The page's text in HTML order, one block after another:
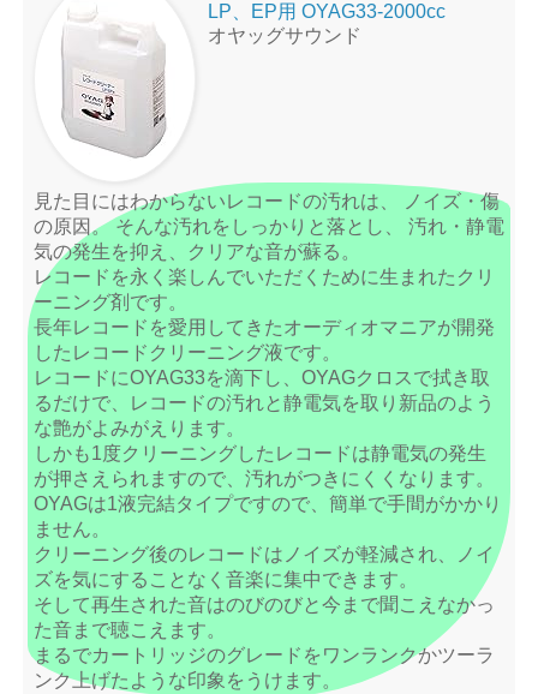
LP、EP用 OYAG33-2000cc
オヤッグサウンド
見た目にはわからないレコードの汚れは、 ノイズ・傷
の原因。 そんな汚れをしっかりと落とし、 汚れ・静電
気の発生を抑え、クリアな音が蘇る。
レコードを永く楽しんでいただくために生まれたクリ
ーニング剤です。
長年レコードを愛用してきたオーディオマニアが開発
したレコードクリーニング液です。
レコードにOYAG33を滴下し、OYAGクロスで拭き取
るだけで、レコードの汚れと静電気を取り新品のよう
な艶がよみがえります。
しかも1度クリーニングしたレコードは静電気の発生
が押さえられますので、汚れがつきにくくなります。
OYAGは1液完結タイプですので、簡単で手間がかかり
ません。
クリーニング後のレコードはノイズが軽減され、ノイ
ズを気にすることなく音楽に集中できます。
そして再生された音はのびのびと今まで聞こえなかっ
た音まで聴こえます。
まるでカートリッジのグレードをワンランクかツーラ
ンク上げたような印象をうけます。